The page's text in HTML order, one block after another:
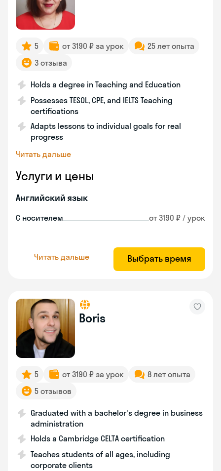
5 от 3190 ₽ за урок
25 лет опыта
3 отзыва
Holds a degree in Teaching and Education
Possesses TESOL, CPE, and IELTS Teaching
certifications
Adapts lessons to individual goals for real
progress
Читать дальше
Услуги и цены
Английский язык
С носителем от 3190 ₽ / урок
Читать дальше Выбрать время
Boris
5 от 3190 ₽ за урок
8 лет опыта
5 отзывов
Graduated with a bachelor's degree in business
administration
Holds a Cambridge CELTA certification
Teaches students of all ages, including
corporate clients